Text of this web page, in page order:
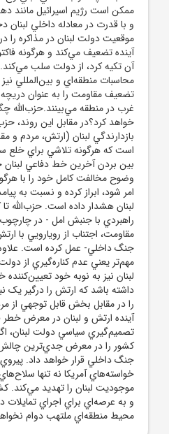
و با قدرت در معادله داخلي
موقعيت دولت لبنان در مذاکره را
آينده تضعيف مي‌کند و هرگونه
آن تکيه کرد، از دولت سلب
محاسبات منطقه‌اي و بين‌المللي
تضعيف مقاومت را به عنوان
غرب در منطقه مي‌بينند.حزب‌الله
خواهد کرد؟در مقابل اين روند،
بازدارندگي لبنان (ارتش، مردم و
است که هرگونه تلاشي براي خلع
بين بردن آخرين خط دفاعي لبنان
وضوح مخالفت کامل خود را با
امر شود، ابراز کرده و نسبت به
لبنان هشدار داده است. حزب‌الله
راهبردي با جنبش امل - در
مقاومت، اجتناب از رويارويي با
جنگ داخلي- عمل کرده است.
مهم‌تر يعني عدم کناره‌گيري از
لبنان نيز به نوبه خود
داشته باشد که ارتش را درگير يک
را در مقابل بخش قابل توجهي از
آينده ارتش و لبنان در معرض خطر
تصميم‌گيري سياسي دولت لبنان،
کشور را در معرض جدي‌ترين
جنگ داخلي قرار خواهد داد.
خواسته‌هاي آمريکا نه تنها
موجوديت لبنان را تهديد مي‌کند.
و به عرصه‌اي براي اجراي تمايلات
محيط منطقه‌اي ملتهب دوام